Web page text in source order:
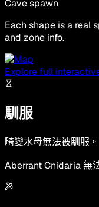
Cave spawn
Each shape is a real
and zone info.
Explore full
馴服
畸變水母無法被馴服。
Aberrant Cnidaria 無